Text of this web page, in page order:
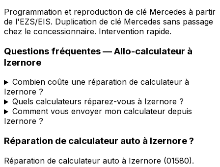
Programmation et reproduction de clé Mercedes à partir
de l'EZS/EIS. Duplication de clé Mercedes sans passage
chez le concessionnaire. Intervention rapide.
Questions fréquentes —Allo-calculateur à
Izernore
Combien coûte une réparation de calculateur à
Izernore ?
Quels calculateurs réparez-vous à Izernore ?
Comment vous envoyer mon calculateur depuis
Izernore ?
Réparation de calculateur auto à Izernore?
Réparation de calculateur auto à Izernore (01580).